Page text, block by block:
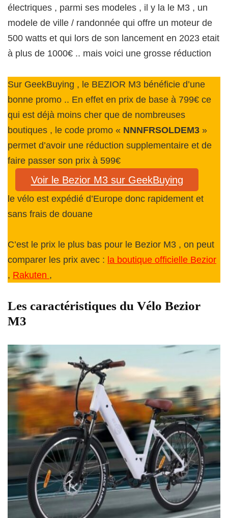
électriques , parmi ses modeles , il y la le M3 , un
modele de ville / randonnée qui offre un moteur de
500 watts et qui lors de son lancement en 2023 etait
à plus de 1000€ .. mais voici une grosse réduction
Sur GeekBuying , le BEZIOR M3 bénéficie d’une
bonne promo .. En effet en prix de base à 799€ ce
qui est déjà moins cher que de nombreuses
boutiques , le code promo « NNNFRSOLDEM3 »
permet d’avoir une réduction supplementaire et de
faire passer son prix à 599€
Voir le Bezior M3 sur GeekBuying
le vélo est expédié d’Europe donc rapidement et
sans frais de douane
C’est le prix le plus bas pour le Bezior M3 , on peut
comparer les prix avec : la boutique officielle Bezior
, Rakuten ,
Les caractéristiques du Vélo Bezior
M3